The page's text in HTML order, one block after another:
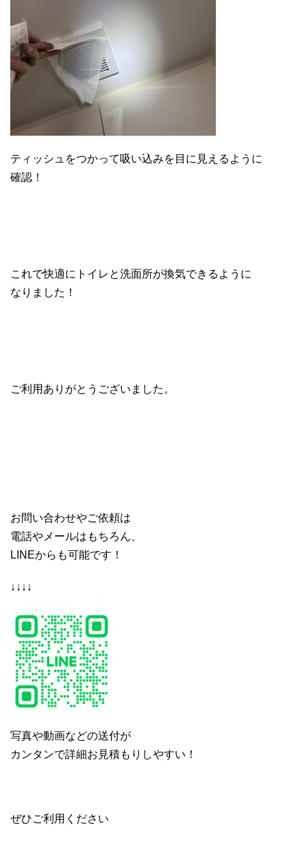
ティッシュをつかって吸い込みを目に見えるように
確認！
これで快適にトイレと洗面所が換気できるように
なりました！
ご利用ありがとうございました。
お問い合わせやご依頼は
電話やメールはもちろん、
LINEからも可能です！
↓↓↓↓
写真や動画などの送付が
カンタンで詳細お見積もりしやすい！
ぜひご利用ください